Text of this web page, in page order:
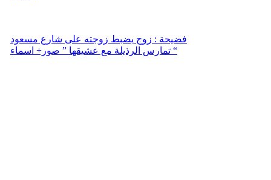
فضيحة : زوج يضبط زوجته على شارع مسعود
تمارس الرذيلة مع عشيقها ” صور+ اسماء “